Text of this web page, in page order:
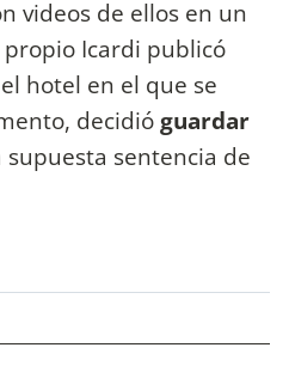
videos de ellos en un
propio Icardi publicó
hotel en el que se
decidióguardar
supuesta sentencia de